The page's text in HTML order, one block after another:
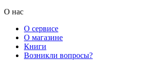
О нас
О сервисе
О магазине
Книги
Возникли вопросы?